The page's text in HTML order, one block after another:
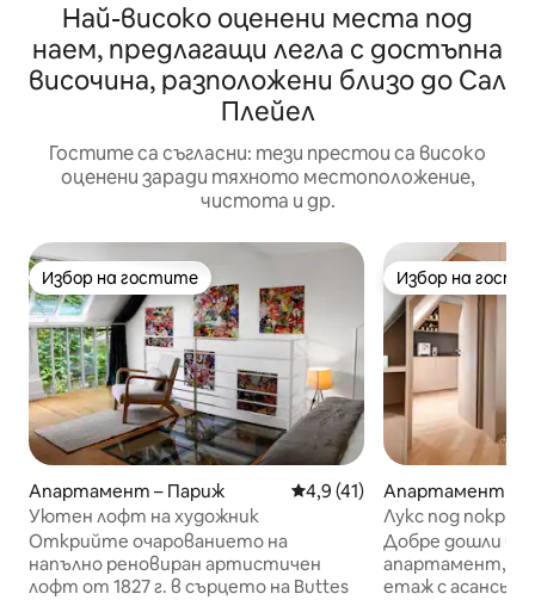
Най-високо оценени места под
наем, предлагащи легла с достъпна
височина, разположени близо до Сал
Плейел
Гостите са съгласни: тези престои са високо
оценени заради тяхното местоположение,
чистота и др.
Избор на гостите
Избор на гостите
Апартамент – Париж Средна оценка: 4,9 от 5,
4,9 (41)
Уютен лофт на художник
Открийте очарованието на
напълно реновиран артистичен
лофт от 1827 г. в сърцето на Buttes
Избор на
Избор на
Апартамент –
Лукс под
Айфеловата
Добре дошли в
апартамент,
етаж с